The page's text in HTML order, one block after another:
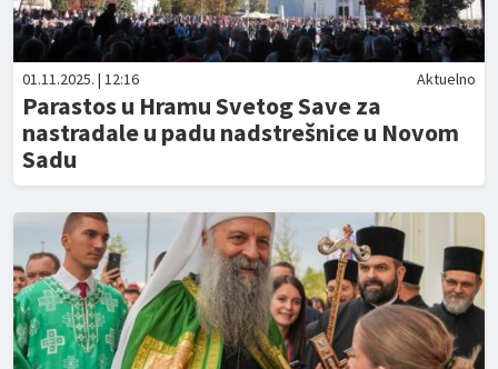
01.11.2025. | 12:16 Aktuelno
Parastos u Hramu Svetog Save za
nastradale u padu nadstrešnice u Novom
Sadu